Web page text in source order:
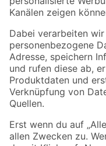
Folge uns
Zahlungsarten
Sicher einkaufen